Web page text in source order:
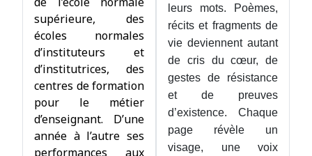
supérieure, des
écoles normales
d’instituteurs et
d’institutrices, des
centres de formation
pour le métier
d’enseignant. D’une
année à l’autre ses
performances aux
leurs mots. Poèmes,
récits et fragments de
vie deviennent autant
de cris du cœur, de
gestes de résistance
et de preuves
d’existence. Chaque
page révèle un
visage, une voix